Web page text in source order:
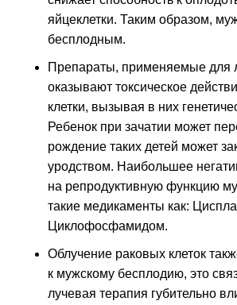
яйцеклетки. Таким образом,
бесплодным.
Препараты, применяемые для
оказывают токсическое
клетки, вызывая в них
Ребенок при зачатии может
рождение таких детей может
уродством. Наибольшее
на репродуктивную функцию
такие медикаменты как:
Циклофосфамидом.
Облучение раковых клеток
к мужскому бесплодию, это
лучевая терапия губительно